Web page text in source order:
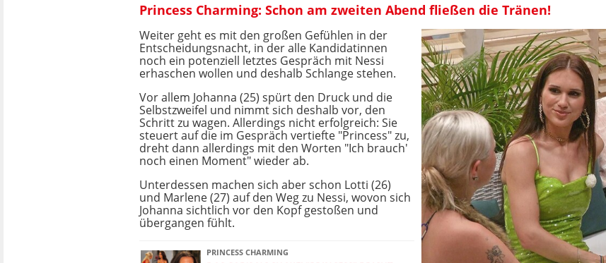
Princess Charming: Schon am zweiten Abend fließen die Tränen!
Weiter geht es mit den großen Gefühlen in der
Entscheidungsnacht, in der alle Kandidatinnen
noch ein potenziell letztes Gespräch mit Nessi
erhaschen wollen und deshalb Schlange stehen.
Vor allem Johanna (25) spürt den Druck und die
Selbstzweifel und nimmt sich deshalb vor, den
Schritt zu wagen. Allerdings nicht erfolgreich: Sie
steuert auf die im Gespräch vertiefte "Princess" zu,
dreht dann allerdings mit den Worten "Ich brauch'
noch einen Moment" wieder ab.
Unterdessen machen sich aber schon Lotti (26)
und Marlene (27) auf den Weg zu Nessi, wovon sich
Johanna sichtlich vor den Kopf gestoßen und
übergangen fühlt.
PRINCESS CHARMING